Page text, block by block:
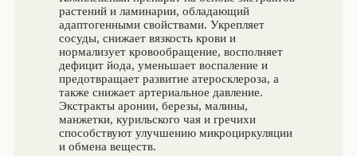
растений и ламинарии, обладающий
адаптогенными свойствами. Укрепляет
сосуды, снижает вязкость крови и
нормализует кровообращение, восполняет
дефицит йода, уменьшает воспаление и
предотвращает развитие атеросклероза, а
также снижает артериальное давление.
Экстракты аронии, березы, малины,
манжетки, курильского чая и гречихи
способствуют улучшению микроциркуляции
и обмена веществ.